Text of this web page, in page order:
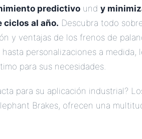
predictivo und y
ciclos al año. Descubra todo
y ventajas de los frenos de
personalizaciones a medida,
para sus necesidades.
para su aplicación industrial?
Brakes, ofrecen una